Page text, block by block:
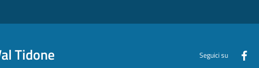
Tidone Seguici su